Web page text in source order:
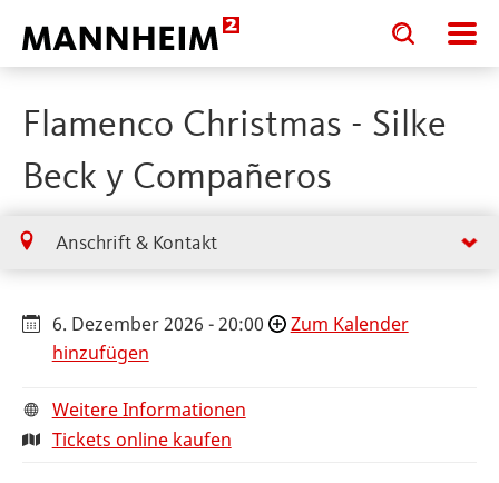
Toggle
search
input
Toggle
search
input
Flamenco Christmas - Silke
Beck y Compañeros
Anschrift & Kontakt
6. Dezember 2026 - 20:00
Zum Kalender
hinzufügen
Weitere Informationen
Tickets online kaufen